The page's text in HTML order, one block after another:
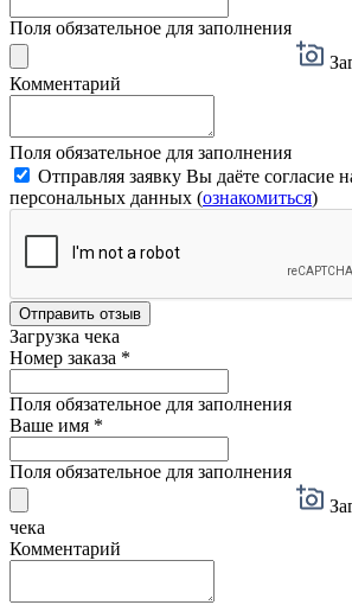
Поля обязательное для заполнения
Комментарий
Поля обязательное для заполнения
Отправляя заявку Вы даёте согласие
персональных данных (ознакомиться)
Отправить отзыв
Загрузка чека
Номер заказа *
Поля обязательное для заполнения
Ваше имя *
Поля обязательное для заполнения
чека
Комментарий